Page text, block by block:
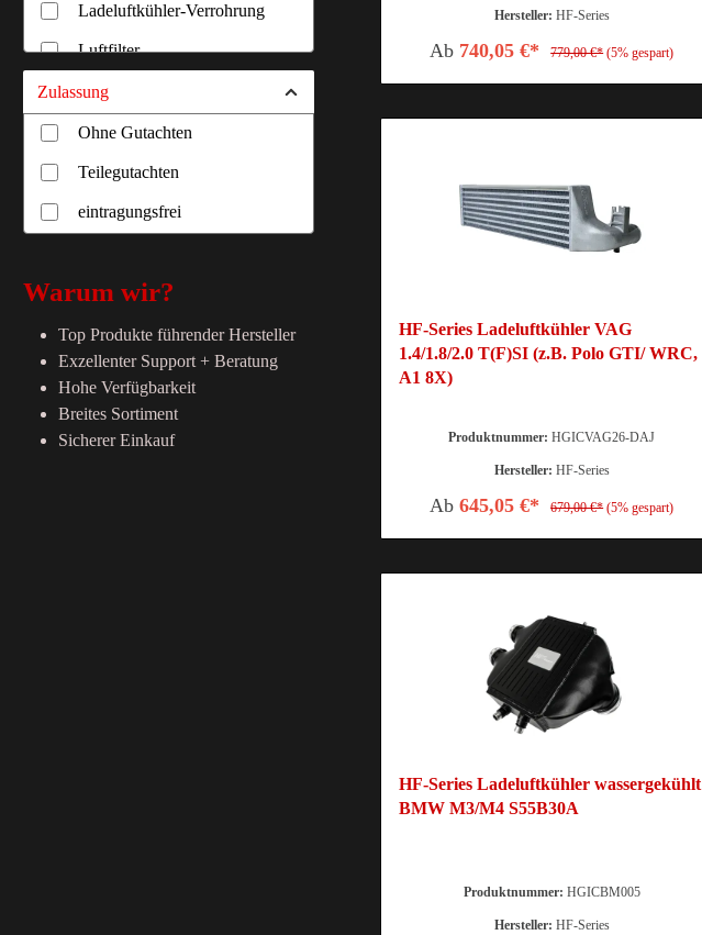
Ladeluftkühler-Verrohrung
Luftfilter
Servo-Kühler
Wasserkühler
Zulassung
Ohne Gutachten
Teilegutachten
eintragungsfrei
Warum wir?
Top Produkte führender Hersteller
Exzellenter Support + Beratung
Hohe Verfügbarkeit
Breites Sortiment
Sicherer Einkauf
Hersteller: HF-Series
Ab 740,05 €* 779,00 €* (5% gespart)
HF-Series Ladeluftkühler VAG
1.4/1.8/2.0 T(F)SI (z.B. Polo GTI/ WRC,
A1 8X)
Produktnummer:HGICVAG26-DAJ
Hersteller: HF-Series
Ab645,05 €* 679,00 €* (5% gespart)
HF-Series Ladeluftkühler wassergekühlt
BMW M3/M4 S55B30A
Produktnummer: HGICBM005
Hersteller: HF-Series